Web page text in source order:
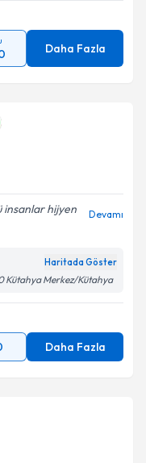
Daha Fazla
insanlar hijyen
Devamı
Haritada Göster
Kütahya Merkez/Kütahya
Daha Fazla